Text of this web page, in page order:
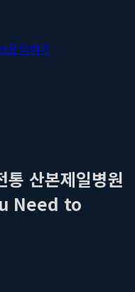
문의하기
산본제일병원
Need to